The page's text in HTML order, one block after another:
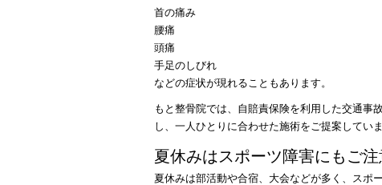
首の痛み
腰痛
頭痛
手足のしびれ
などの症状が現れることもあります。
もと整骨院では、自賠責保険を利用した交通事
し、一人ひとりに合わせた施術をご提案していま
夏休みはスポーツ障害にもご
夏休みは部活動や合宿、大会などが多く、スポ